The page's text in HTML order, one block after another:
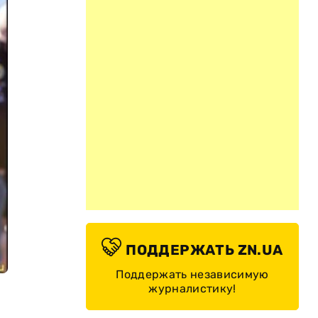
ПОДДЕРЖАТЬ ZN.UA
Поддержать независимую
журналистику!